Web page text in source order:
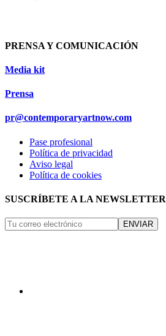
PRENSA Y COMUNICACIÓN
Media kit
Prensa
pr@contemporaryartnow.com
Pase profesional
Política de privacidad
Aviso legal
Política de cookies
SUSCRÍBETE A LA NEWSLETTER
ENVIAR